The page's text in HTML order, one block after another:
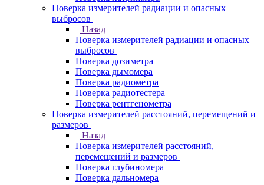
Поверка измерителей радиации и опасных
выбросов
Назад
Поверка измерителей радиации и опасных
выбросов
Поверка дозиметра
Поверка дымомера
Поверка радиометра
Поверка радиотестера
Поверка рентгенометра
Поверка измерителей расстояний, перемещений и
размеров
Назад
Поверка измерителей расстояний,
перемещений и размеров
Поверка глубиномера
Поверка дальномера